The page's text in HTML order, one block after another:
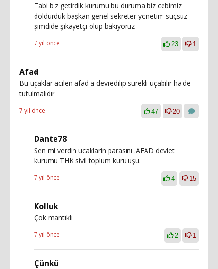
Tabi biz getirdik kurumu bu duruma biz cebimizi
doldurduk başkan genel sekreter yönetim suçsuz
şimdide şikayetçi olup bakıyoruz
7 yıl önce 23 1
Afad
Bu uçaklar acilen afad a devredilip sürekli uçabilir halde
tutulmalıdır
7 yıl önce 47 20
Dante78
Sen mi verdin ucaklarin parasını .AFAD devlet
kurumu THK sivil toplum kuruluşu.
7 yıl önce 4 15
Kolluk
Çok mantıklı
7 yıl önce 2 1
Çünkü